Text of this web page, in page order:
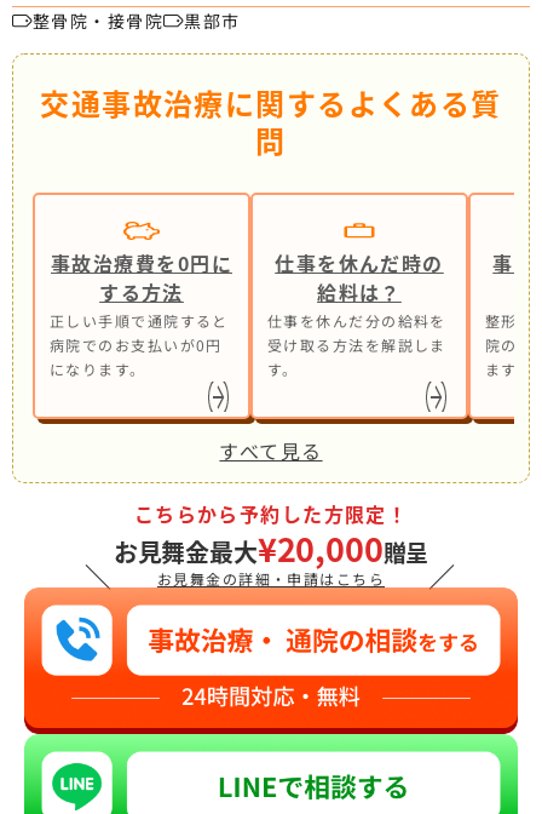
整骨院・接骨院
黒部市
交通事故治療に関するよくある質
問
事故治療費を0円に
する方法
正しい手順で通院すると
病院でのお支払いが0円
になります。
仕事を休んだ時の
給料は？
仕事を休んだ分の給料を
受け取る方法を解説しま
す。
事故
整形外
院の併
ます。
すべて見る
＼
こちらから予約した方限定！
お見舞金最大¥20,000贈呈
お見舞金の詳細・申請はこちら ／